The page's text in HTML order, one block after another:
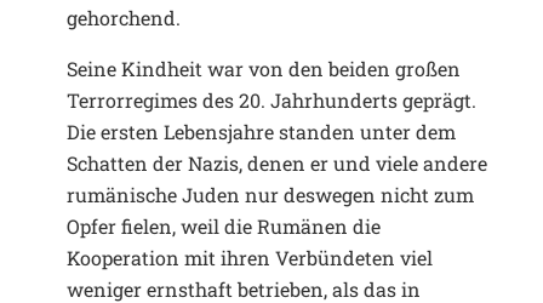
gehorchend.
Seine Kindheit war von den beiden großen
Terrorregimes des 20. Jahrhunderts geprägt.
Die ersten Lebensjahre standen unter dem
Schatten der Nazis, denen er und viele andere
rumänische Juden nur deswegen nicht zum
Opfer fielen, weil die Rumänen die
Kooperation mit ihren Verbündeten viel
weniger ernsthaft betrieben, als das in